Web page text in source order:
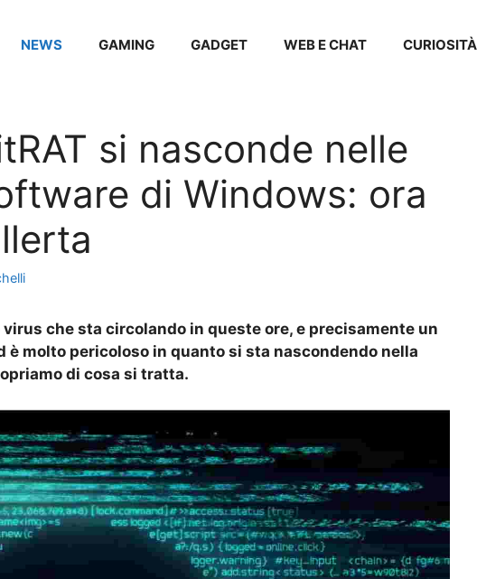
NEWS GAMING GADGET WEB E CHAT CURIOSITÀ
si nasconde nelle
di Windows: ora
virus che sta circolando in queste ore, e precisamente un
è molto pericoloso in quanto si sta nascondendo nella
di cosa si tratta.